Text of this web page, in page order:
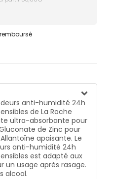
anti-humidité 24h
de La Roche
ultra-absorbante pour
de Zinc pour
apaisante. Le
anti-humidité 24h
est adapté aux
un usage après rasage.
alcool.